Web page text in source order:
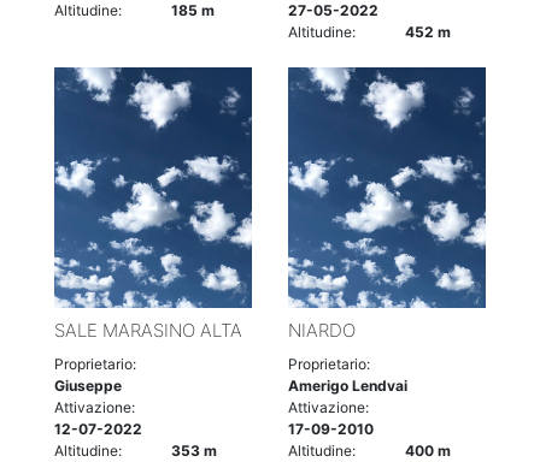
Altitudine:
185 m
27-05-2022
Altitudine:
452 m
SALE MARASINO ALTA
Proprietario:
Giuseppe
Attivazione:
12-07-2022
Altitudine:
353 m
NIARDO
Proprietario:
Amerigo Lendvai
Attivazione:
17-09-2010
Altitudine:
400 m